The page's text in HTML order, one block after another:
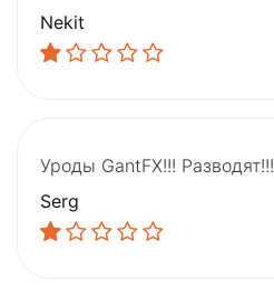
Nekit
Уроды GantFX!!! Разводят!!!
Serg